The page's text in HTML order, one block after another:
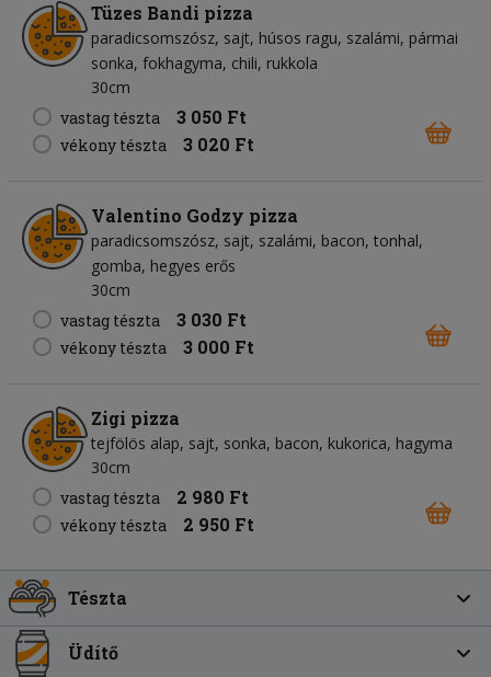
Tüzes Bandi pizza
paradicsomszósz sajt húsos ragu szalámi pármai
sonka fokhagyma chili rukkola
30cm
vastag tészta
3 050 Ft
vékony tészta 3 020 Ft
Valentino Godzy pizza
paradicsomszósz sajt szalámi bacon tonhal
gomba hegyes erős
30cm
vastag tészta
3 030 Ft
vékony tészta 3 000 Ft
Zigi pizza
tejfölös alap sajt sonka bacon kukorica hagyma
30cm
vastag tészta
2 980 Ft
vékony tészta 2 950 Ft
Tészta
Üdítő